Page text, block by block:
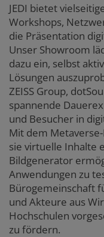
JEDI bietet
Workshops,
die Präsentation
Unser Showroom
dazu ein, selbst
Lösungen
ZEISS Group,
spannende
und Besucher in
Mit dem
sie virtuelle Inhalte
Bildgenerator
Anwendungen zu
Bürogemeinschaft
und Akteure aus
Hochschulen
zu fördern.